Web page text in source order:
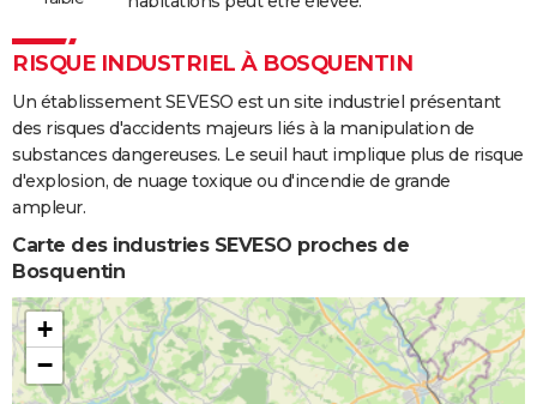
RISQUE INDUSTRIEL À BOSQUENTIN
Un établissement SEVESO est un site industriel présentant
des risques d'accidents majeurs liés à la manipulation de
substances dangereuses. Le seuil haut implique plus de risque
d'explosion, de nuage toxique ou d'incendie de grande
ampleur.
Carte des industries SEVESO proches de
Bosquentin
+
−